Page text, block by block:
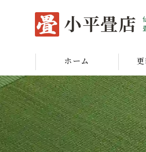
小平畳店
ホーム